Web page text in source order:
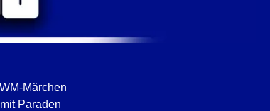
Märchen
Paraden